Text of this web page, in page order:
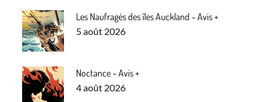
Les Naufragés des îles Auckland – Avis +
Posted
5 août 2026
Noctance – Avis +
Posted
4 août 2026